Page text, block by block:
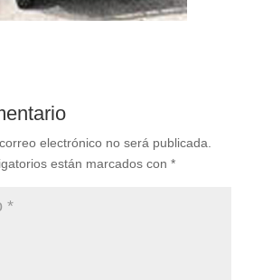
electrónico no será publicada.
están marcados con *